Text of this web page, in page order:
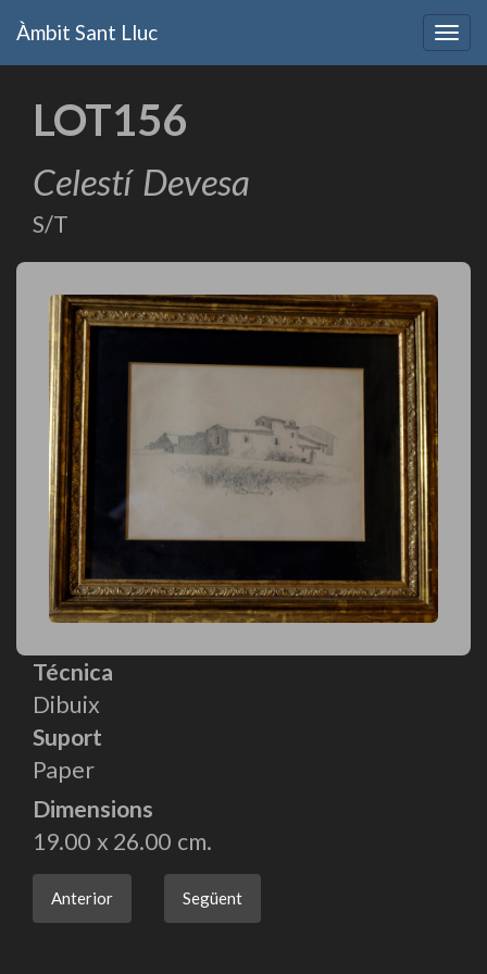
Àmbit Sant Lluc
LOT156
Celestí Devesa
S/T
Técnica
Dibuix
Suport
Paper
Dimensions
19.00
26.00
Anterior Següent